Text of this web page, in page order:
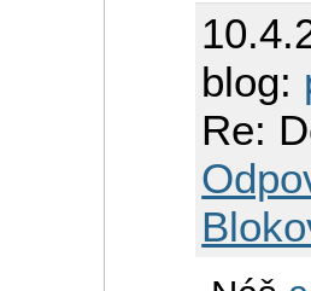
blog:
Re: